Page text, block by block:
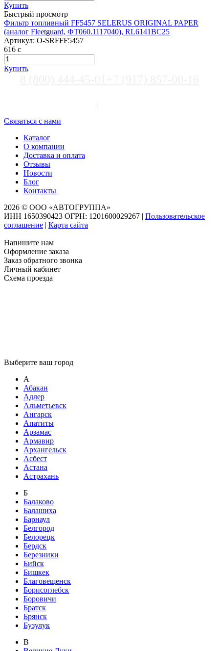
Купить
Быстрый просмотр
Фильтр топливный FF5457 SELERUS ORIGINAL PAPER
(аналог Fleetguard, ФТ060.1117040), RL6141BC25
Артикул: О-SRFFF5457
616 c
Купить
|
Связаться с нами
Каталог
О компании
Доставка и оплата
Отзывы
Новости
Блог
Контакты
2026 © ООО «АВТОГРУППА»
ИНН 1650390423 ОГРН: 1201600029267 | Пользовательское
соглашение | Карта сайта
Напишите нам
Оформление заказа
Заказ обратного звонка
Личный кабинет
Схема проезда
Выберите ваш город
А
Абакан
Адлер
Альметьевск
Ангарск
Апатиты
Арзамас
Армавир
Архангельск
Асбест
Астана
Астрахань
Б
Балаково
Балашиха
Барнаул
Белгород
Белорецк
Бердск
Березники
Бийск
Бишкек
Благовещенск
Борисоглебск
Боровичи
Братск
Брянск
Бузулук
В